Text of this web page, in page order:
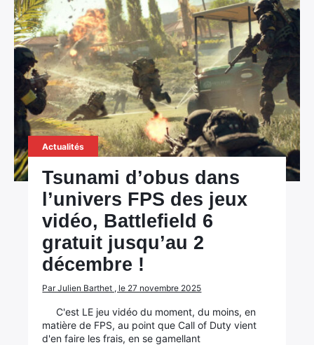
Actualités
Tsunami d’obus dans
l’univers FPS des jeux
vidéo, Battlefield 6
gratuit jusqu’au 2
décembre !
Par Julien Barthet , le 27 novembre 2025
C'est LE jeu vidéo du moment, du moins, en
matière de FPS, au point que Call of Duty vient
d'en faire les frais, en se gamellant